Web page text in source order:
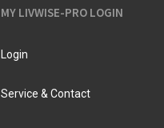
MY LIVWISE-PRO LOGIN
Login
Service & Contact